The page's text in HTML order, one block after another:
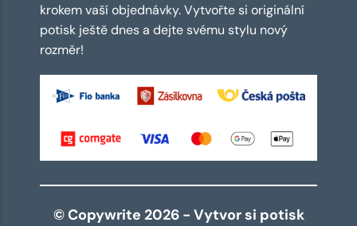
krokem vaší objednávky. Vytvořte si originální
potisk ještě dnes a dejte svému stylu nový
rozměr!
© Copywrite 2026 - Vytvor si potisk